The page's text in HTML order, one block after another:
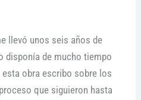
llevó unos seis años de
disponía de mucho tiempo
obra escribo sobre los
que siguieron hasta